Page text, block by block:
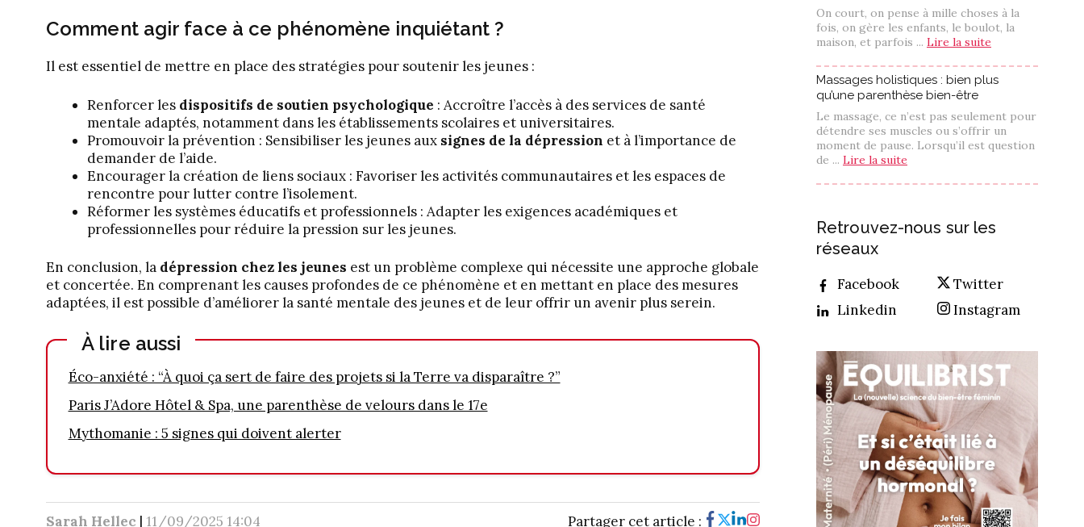
Comment agir face à ce phénomène inquiétant ?
Il est essentiel de mettre en place des stratégies pour soutenir les jeunes :
Renforcer les dispositifs de soutien psychologique : Accroître l’accès à des services de santé
mentale adaptés, notamment dans les établissements scolaires et universitaires.
Promouvoir la prévention : Sensibiliser les jeunes aux signes de la dépression et à l’importance de
demander de l’aide.
Encourager la création de liens sociaux : Favoriser les activités communautaires et les espaces de
rencontre pour lutter contre l’isolement.
Réformer les systèmes éducatifs et professionnels : Adapter les exigences académiques et
professionnelles pour réduire la pression sur les jeunes.
En conclusion, la dépression chez les jeunes est un problème complexe qui nécessite une approche globale
et concertée. En comprenant les causes profondes de ce phénomène et en mettant en place des mesures
adaptées, il est possible d’améliorer la santé mentale des jeunes et de leur offrir un avenir plus serein.
À lire aussi
Éco-anxiété : “À quoi ça sert de faire des projets si la Terre va disparaître ?”
Paris J’Adore Hôtel & Spa, une parenthèse de velours dans le 17e
Mythomanie : 5 signes qui doivent alerter
Sarah Hellec | 11/09/2025 14:04 Partager cet article :
On court, on pense à mille choses à la
fois, on gère les enfants, le boulot, la
maison, et parfois ... Lire la suite
Massages holistiques : bien plus
qu’une parenthèse bien-être
Le massage, ce n’est pas seulement pour
détendre ses muscles ou s’offrir un
moment de pause. Lorsqu’il est question
de ... Lire la suite
Retrouvez-nous sur les
réseaux
Facebook
Twitter
Linkedin
Instagram